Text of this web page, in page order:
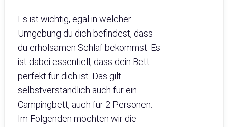
Es ist wichtig, egal in welcher
Umgebung du dich befindest, dass
du erholsamen Schlaf bekommst. Es
ist dabei essentiell, dass dein Bett
perfekt für dich ist. Das gilt
selbstverständlich auch für ein
Campingbett, auch für 2 Personen.
Im Folgenden möchten wir die